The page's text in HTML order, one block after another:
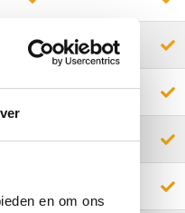
en om ons